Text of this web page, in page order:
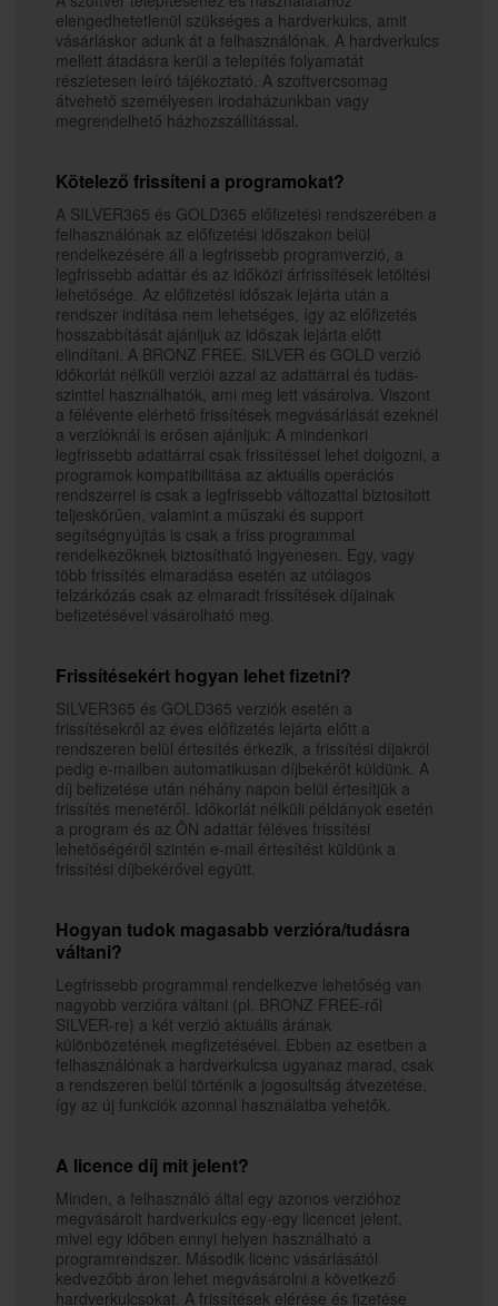
elengedhetetlenül szükséges a hardverkulcs, amit
vásárláskor adunk át a felhasználónak. A hardverkulcs
mellett átadásra kerül a telepítés folyamatát
részletesen leíró tájékoztató. A szoftvercsomag
átvehető személyesen irodaházunkban vagy
megrendelhető házhozszállítással.
Kötelező frissíteni a programokat?
A SILVER365 és GOLD365 előfizetési rendszerében a
felhasználónak az előfizetési időszakon belül
rendelkezésére áll a legfrissebb programverzió, a
legfrissebb adattár és az időközi árfrissítések letöltési
lehetősége. Az előfizetési időszak lejárta után a
rendszer indítása nem lehetséges, így az előfizetés
hosszabbítását ajánljuk az időszak lejárta előtt
elindítani. A BRONZ FREE, SILVER és GOLD verzió
időkorlát nélküli verziói azzal az adattárral és tudás-
szinttel használhatók, ami meg lett vásárolva. Viszont
a félévente elérhető frissítések megvásárlását ezeknél
a verzióknál is erősen ajánljuk: A mindenkori
legfrissebb adattárral csak frissítéssel lehet dolgozni, a
programok kompatibilitása az aktuális operációs
rendszerrel is csak a legfrissebb változattal biztosított
teljeskörűen, valamint a műszaki és support
segítségnyújtás is csak a friss programmal
rendelkezőknek biztosítható ingyenesen. Egy, vagy
több frissítés elmaradása esetén az utólagos
felzárkózás csak az elmaradt frissítések díjainak
befizetésével vásárolható meg.
Frissítésekért hogyan lehet fizetni?
SILVER365 és GOLD365 verziók esetén a
frissítésekről az éves előfizetés lejárta előtt a
rendszeren belül értesítés érkezik, a frissítési díjakról
pedig e-mailben automatikusan díjbekérőt küldünk. A
díj befizetése után néhány napon belül értesítjük a
frissítés menetéről. Időkorlát nélküli példányok esetén
a program és az ÖN adattár féléves frissítési
lehetőségéről szintén e-mail értesítést küldünk a
frissítési díjbekérővel együtt.
Hogyan tudok magasabb verzióra/tudásra
váltani?
Legfrissebb programmal rendelkezve lehetőség van
nagyobb verzióra váltani (pl. BRONZ FREE-ről
SILVER-re) a két verzió aktuális árának
különbözetének megfizetésével. Ebben az esetben a
felhasználónak a hardverkulcsa ugyanaz marad, csak
a rendszeren belül történik a jogosultság átvezetése,
így az új funkciók azonnal használatba vehetők.
A licence díj mit jelent?
Minden, a felhasználó által egy azonos verzióhoz
megvásárolt hardverkulcs egy-egy licencet jelent,
mivel egy időben ennyi helyen használható a
programrendszer. Második licenc vásárlásától
kedvezőbb áron lehet megvásárolni a következő
hardverkulcsokat. A frissítések elérése és fizetése